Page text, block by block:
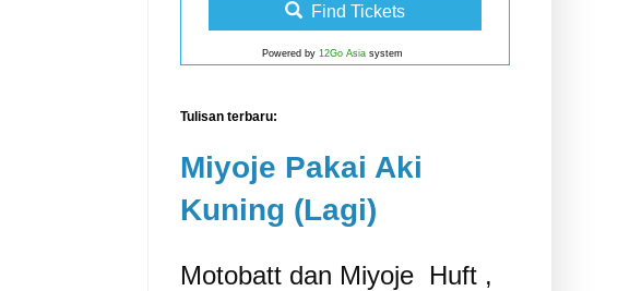
Find Tickets
Powered by 12Go Asia system
Tulisan terbaru:
Miyoje Pakai Aki
Kuning (Lagi)
Motobatt dan Miyoje ‎ Huft ,